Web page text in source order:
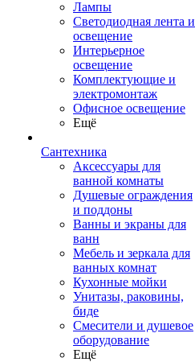
Лампы
Светодиодная лента и
освещение
Интерьерное
освещение
Комплектующие и
электромонтаж
Офисное освещение
Ещё
Сантехника
Аксессуары для
ванной комнаты
Душевые ограждения
и поддоны
Ванны и экраны для
ванн
Мебель и зеркала для
ванных комнат
Кухонные мойки
Унитазы, раковины,
биде
Смесители и душевое
оборудование
Ещё